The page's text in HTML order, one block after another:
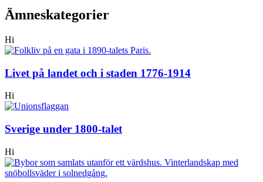
Ämneskategorier
Hi
Livet på landet och i staden 1776-1914
Hi
Sverige under 1800-talet
Hi